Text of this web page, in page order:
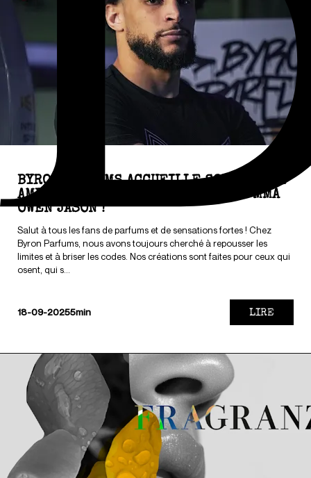
BYRON PARFUMS ACCUEILLE SON NOUVEL
AMBASSADEUR : LE COMBATTANT DE MMA
OWEN JASON !
Salut à tous les fans de parfums et de sensations fortes ! Chez
Byron Parfums, nous avons toujours cherché à repousser les
limites et à briser les codes. Nos créations sont faites pour ceux qui
osent, qui s...
18-09-20255min LIRE